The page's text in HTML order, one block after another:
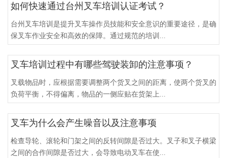
如何快速通过台州叉车培训认证考试？
台州叉车培训是提升叉车操作员技能和安全意识的重要途径，是确
保叉车作业安全和高效的保障。通过规范的培训...
叉车培训过程中有哪些驾驶装卸的注意事项？
叉载物品时，应根据需要调整两个货叉之间的距离，使两个货叉的
负荷平衡，不得偏离，物品的一侧应贴在货架上...
叉车为什么会产生噪音以及注意事项
检查导轮、滚轮和门架之间的反转间隙是否过大。叉子和叉子横梁
之间的合作间隙是否过大，会导致电动叉车在使...